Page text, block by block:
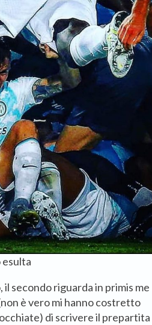
esulta
secondo riguarda in primis me
è vero mi hanno costretto
di scrivere il prepartita